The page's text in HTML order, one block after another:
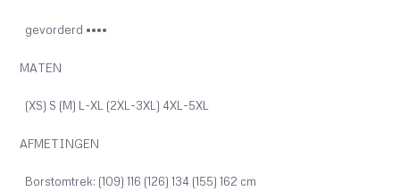
gevorderd ••••
MATEN
(XS) S (M) L-XL (2XL-3XL) 4XL-5XL
AFMETINGEN
Borstomtrek: (109) 116 (126) 134 (155) 162 cm